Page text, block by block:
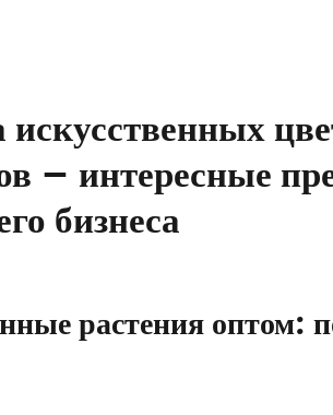
– интересные
бизнеса
растения оптом: